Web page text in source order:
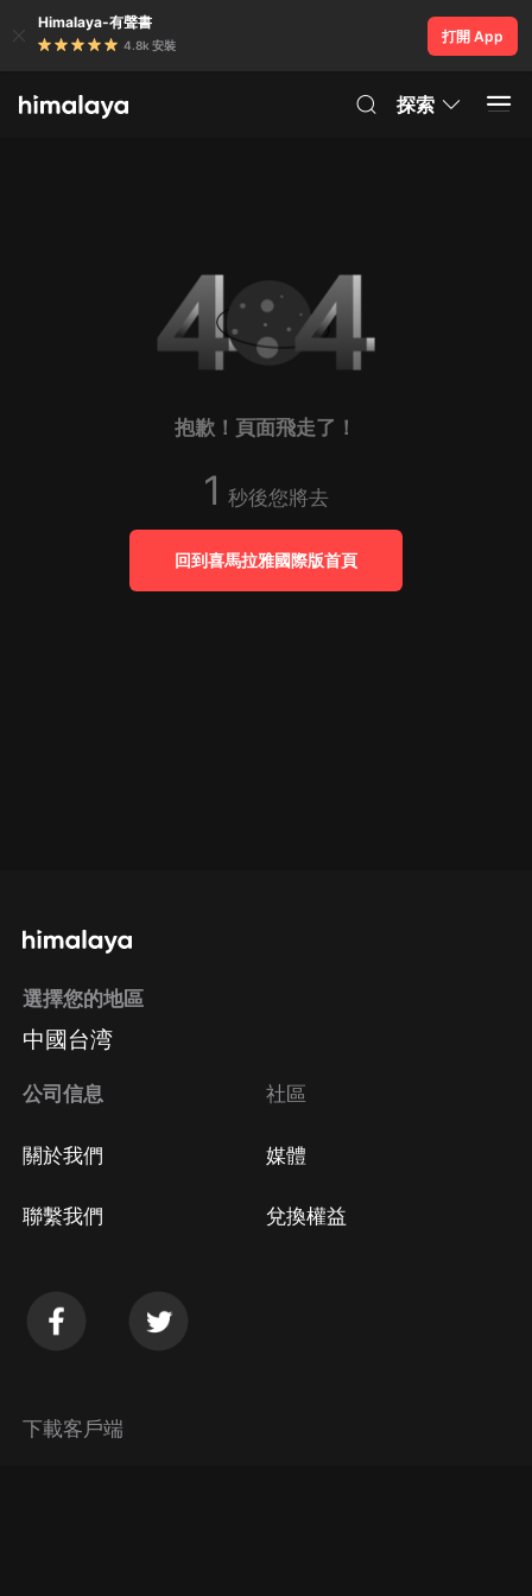
Himalaya-有聲書
4.8k 安裝
打開 App
探索
抱歉！頁面飛走了！
1 秒後您將去
回到喜馬拉雅國際版首頁
選擇您的地區
中國台湾
公司信息
關於我們
聯繫我們
社區
媒體
兌換權益
下載客戶端